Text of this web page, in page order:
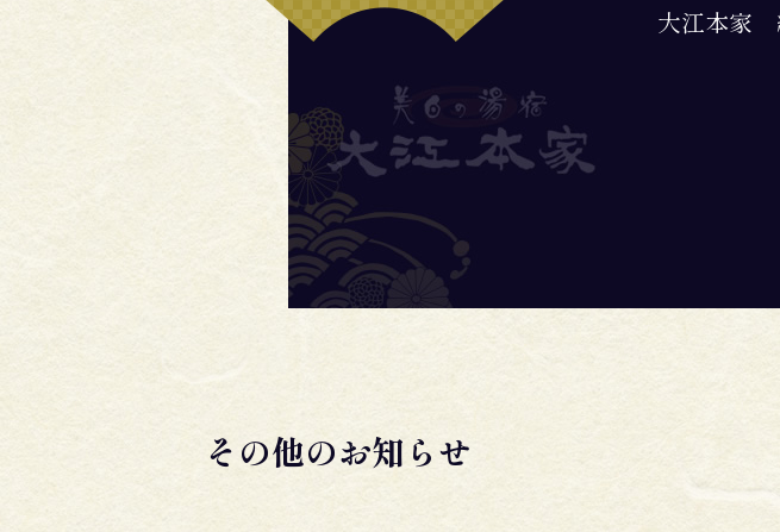
大江本家
その他のお知らせ